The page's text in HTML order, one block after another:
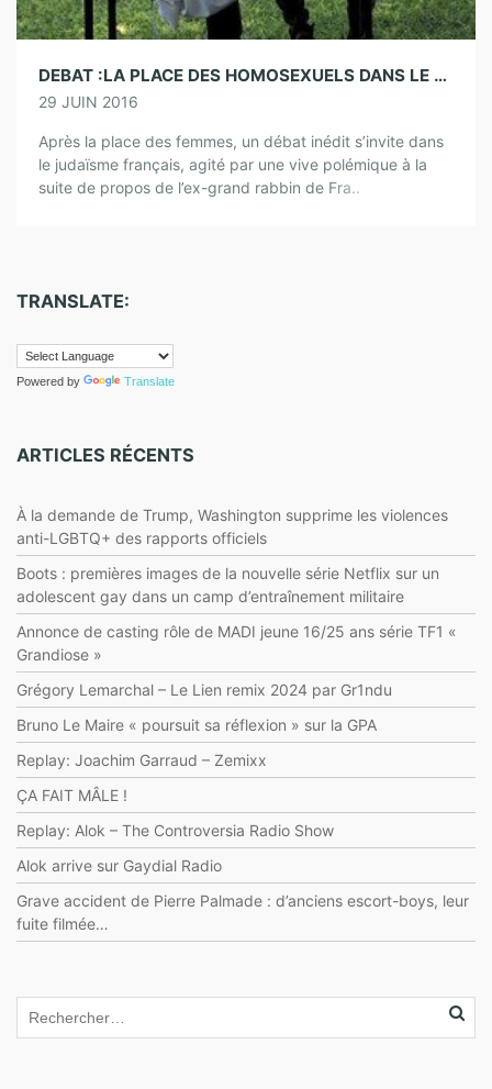
DEBAT :LA PLACE DES HOMOSEXUELS DANS LE JUDAÏSME FRANÇAIS
29 JUIN 2016
Après la place des femmes, un débat inédit s’invite dans
le judaïsme français, agité par une vive polémique à la
suite de propos de l’ex-grand rabbin de Fra..
TRANSLATE:
Powered by Translate
ARTICLES RÉCENTS
À la demande de Trump, Washington supprime les violences
anti-LGBTQ+ des rapports officiels
Boots : premières images de la nouvelle série Netflix sur un
adolescent gay dans un camp d’entraînement militaire
Annonce de casting rôle de MADI jeune 16/25 ans série TF1 «
Grandiose »
Grégory Lemarchal – Le Lien remix 2024 par Gr1ndu
Bruno Le Maire « poursuit sa réflexion » sur la GPA
Replay: Joachim Garraud – Zemixx
ÇA FAIT MÂLE !
Replay: Alok – The Controversia Radio Show
Alok arrive sur Gaydial Radio
Grave accident de Pierre Palmade : d’anciens escort-boys, leur
fuite filmée…